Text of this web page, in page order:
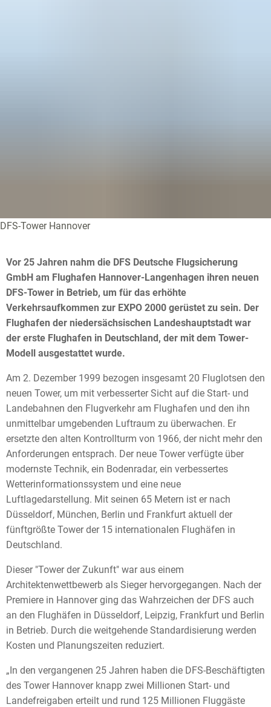
DFS-Tower Hannover
Vor 25 Jahren nahm die DFS Deutsche Flugsicherung
GmbH am Flughafen Hannover-Langenhagen ihren neuen
DFS-Tower in Betrieb, um für das erhöhte
Verkehrsaufkommen zur EXPO 2000 gerüstet zu sein. Der
Flughafen der niedersächsischen Landeshauptstadt war
der erste Flughafen in Deutschland, der mit dem Tower-
Modell ausgestattet wurde.
Am 2. Dezember 1999 bezogen insgesamt 20 Fluglotsen den
neuen Tower, um mit verbesserter Sicht auf die Start- und
Landebahnen den Flugverkehr am Flughafen und den ihn
unmittelbar umgebenden Luftraum zu überwachen. Er
ersetzte den alten Kontrollturm von 1966, der nicht mehr den
Anforderungen entsprach. Der neue Tower verfügte über
modernste Technik, ein Bodenradar, ein verbessertes
Wetterinformationssystem und eine neue
Luftlagedarstellung. Mit seinen 65 Metern ist er nach
Düsseldorf, München, Berlin und Frankfurt aktuell der
fünftgrößte Tower der 15 internationalen Flughäfen in
Deutschland.
Dieser "Tower der Zukunft" war aus einem
Architektenwettbewerb als Sieger hervorgegangen. Nach der
Premiere in Hannover ging das Wahrzeichen der DFS auch
an den Flughäfen in Düsseldorf, Leipzig, Frankfurt und Berlin
in Betrieb. Durch die weitgehende Standardisierung werden
Kosten und Planungszeiten reduziert.
„In den vergangenen 25 Jahren haben die DFS-Beschäftigten
des Tower Hannover knapp zwei Millionen Start- und
Landefreigaben erteilt und rund 125 Millionen Fluggäste